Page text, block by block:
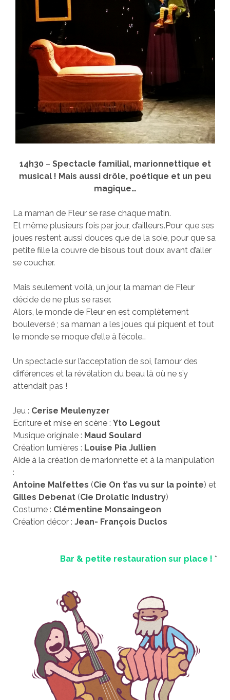
14h30– Spectacle familial, marionnettique et
musical ! Mais aussi drôle, poétique et un peu
magique…
La maman de Fleur se rase chaque matin.
Et même plusieurs fois par jour, d’ailleurs.Pour que ses
joues restent aussi douces que de la soie, pour que sa
petite fille la couvre de bisous tout doux avant d’aller
se coucher.
Mais seulement voilà, un jour, la maman de Fleur
décide de ne plus se raser.
Alors, le monde de Fleur en est complètement
bouleversé ; sa maman a les joues qui piquent et tout
le monde se moque d’elle à l’école…
Un spectacle sur l’acceptation de soi, l’amour des
différences et la révélation du beau là où ne s’y
attendait pas !
Jeu : Cerise Meulenyzer
Ecriture et mise en scène : Yto Legout
Musique originale : Maud Soulard
Création lumières : Louise Pia Jullien
Aide à la création de marionnette et à la manipulation
:
Antoine Malfettes (Cie On t’as vu sur la pointe) et
Gilles Debenat(Cie Drolatic Industry)
Costume : Clémentine Monsaingeon
Création décor : Jean- François Duclos
Bar & petite restauration sur place !*